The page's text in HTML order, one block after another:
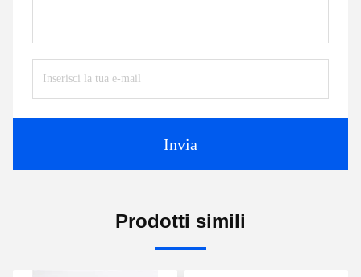
Invia
Prodotti simili